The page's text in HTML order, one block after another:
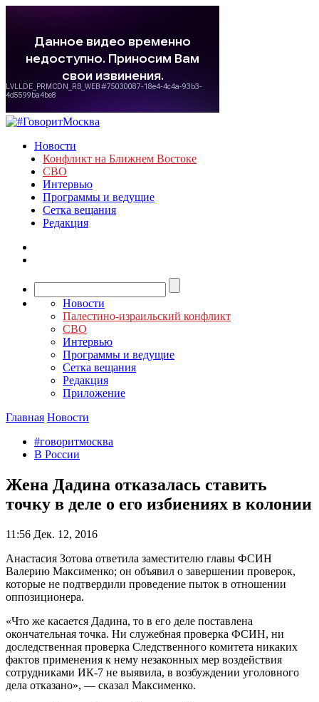
Новости
Конфликт на Ближнем Востоке
СВО
Интервью
Программы и ведущие
Сетка вещания
Редакция
Новости
Палестино-израильский конфликт
СВО
Интервью
Программы и ведущие
Сетка вещания
Редакция
Приложение
Главная Новости
#говоритмосква
В России
Жена Дадина отказалась ставить
точку в деле о его избиениях в колонии
11:56 Дек. 12, 2016
Анастасия Зотова ответила заместителю главы ФСИН
Валерию Максименко; он объявил о завершении проверок,
которые не подтвердили проведение пыток в отношении
оппозиционера.
«Что же касается Дадина, то в его деле поставлена
окончательная точка. Ни служебная проверка ФСИН, ни
доследственная проверка Следственного комитета никаких
фактов применения к нему незаконных мер воздействия
сотрудниками ИК-7 не выявила, в возбуждении уголовного
дела отказано», — сказал Максименко.